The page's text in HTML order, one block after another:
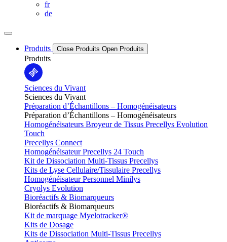
fr
de
Produits Close Produits Open Produits
Produits
Sciences du Vivant
Sciences du Vivant
Préparation d’Échantillons – Homogénéisateurs
Préparation d’Échantillons – Homogénéisateurs
Homogénéisateurs Broyeur de Tissus Precellys Evolution
Touch
Precellys Connect
Homogénéisateur Precellys 24 Touch
Kit de Dissociation Multi-Tissus Precellys
Kits de Lyse Cellulaire/Tissulaire Precellys
Homogénéisateur Personnel Minilys
Cryolys Evolution
Bioréactifs & Biomarqueurs
Bioréactifs & Biomarqueurs
Kit de marquage Myelotracker®
Kits de Dosage
Kits de Dissociation Multi-Tissus Precellys